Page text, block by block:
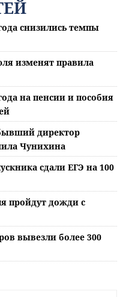
снизились темпы
изменят правила
на пенсии и пособия
директор
Чунихина
сдали ЕГЭ на 100
пройдут дожди с
вывезли более 300